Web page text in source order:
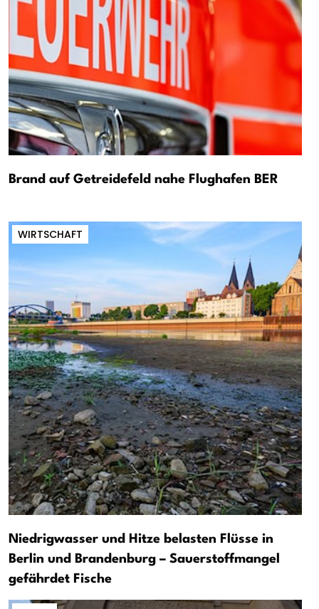
Brand auf Getreidefeld nahe Flughafen BER
WIRTSCHAFT
Niedrigwasser und Hitze belasten Flüsse in
Berlin und Brandenburg – Sauerstoffmangel
gefährdet Fische